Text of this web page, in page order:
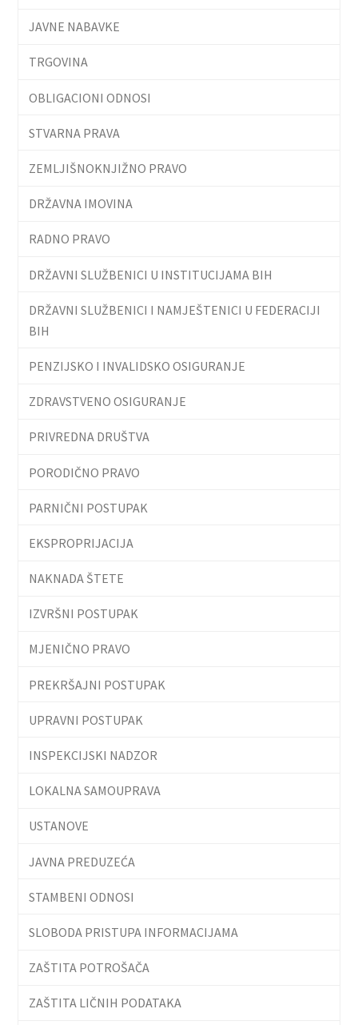
JAVNE NABAVKE
TRGOVINA
OBLIGACIONI ODNOSI
STVARNA PRAVA
ZEMLJIŠNOKNJIŽNO PRAVO
DRŽAVNA IMOVINA
RADNO PRAVO
DRŽAVNI SLUŽBENICI U INSTITUCIJAMA BIH
DRŽAVNI SLUŽBENICI I NAMJEŠTENICI U FEDERACIJI
BIH
PENZIJSKO I INVALIDSKO OSIGURANJE
ZDRAVSTVENO OSIGURANJE
PRIVREDNA DRUŠTVA
PORODIČNO PRAVO
PARNIČNI POSTUPAK
EKSPROPRIJACIJA
NAKNADA ŠTETE
IZVRŠNI POSTUPAK
MJENIČNO PRAVO
PREKRŠAJNI POSTUPAK
UPRAVNI POSTUPAK
INSPEKCIJSKI NADZOR
LOKALNA SAMOUPRAVA
USTANOVE
JAVNA PREDUZEĆA
STAMBENI ODNOSI
SLOBODA PRISTUPA INFORMACIJAMA
ZAŠTITA POTROŠAČA
ZAŠTITA LIČNIH PODATAKA